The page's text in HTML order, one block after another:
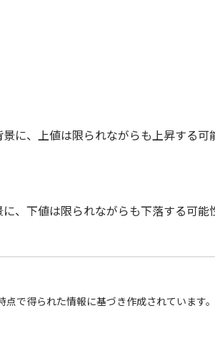
に、上値は限られながらも上昇する可
、下値は限られながらも下落する可能
で得られた情報に基づき作成されています。